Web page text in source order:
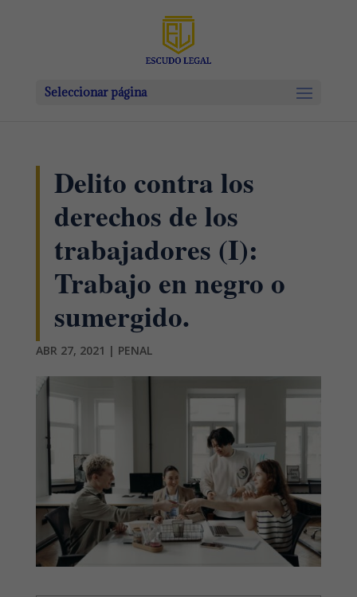
Seleccionar página
Delito contra los
derechos de los
trabajadores (I):
Trabajo en negro o
sumergido.
ABR 27, 2021 | PENAL